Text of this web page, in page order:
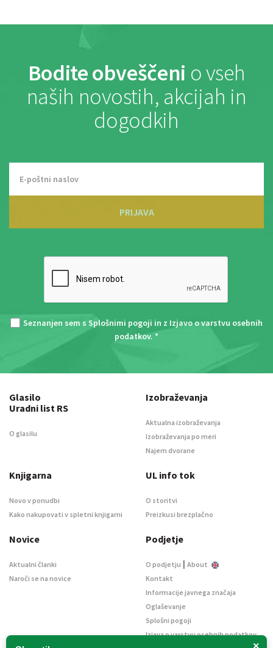
Bodite obveščeni o vseh
naših novostih, akcijah in
dogodkih
PRIJAVA
Seznanjen sem s Splošnimi pogoji in z Izjavo o varstvu osebnih
podatkov. *
Glasilo
Uradni list RS
O glasilu
Izobraževanja
Aktualna izobraževanja
Izobraževanja po meri
Najem dvorane
Knjigarna
Novo v ponudbi
Kako nakupovati v spletni knjigarni
UL info tok
O storitvi
Preizkusi brezplačno
Novice
Aktualni članki
Naroči se na novice
Podjetje
O podjetju | About
Kontakt
Informacije javnega značaja
Oglaševanje
Splošni pogoji
Izjava o varstvu osebnih podatkov